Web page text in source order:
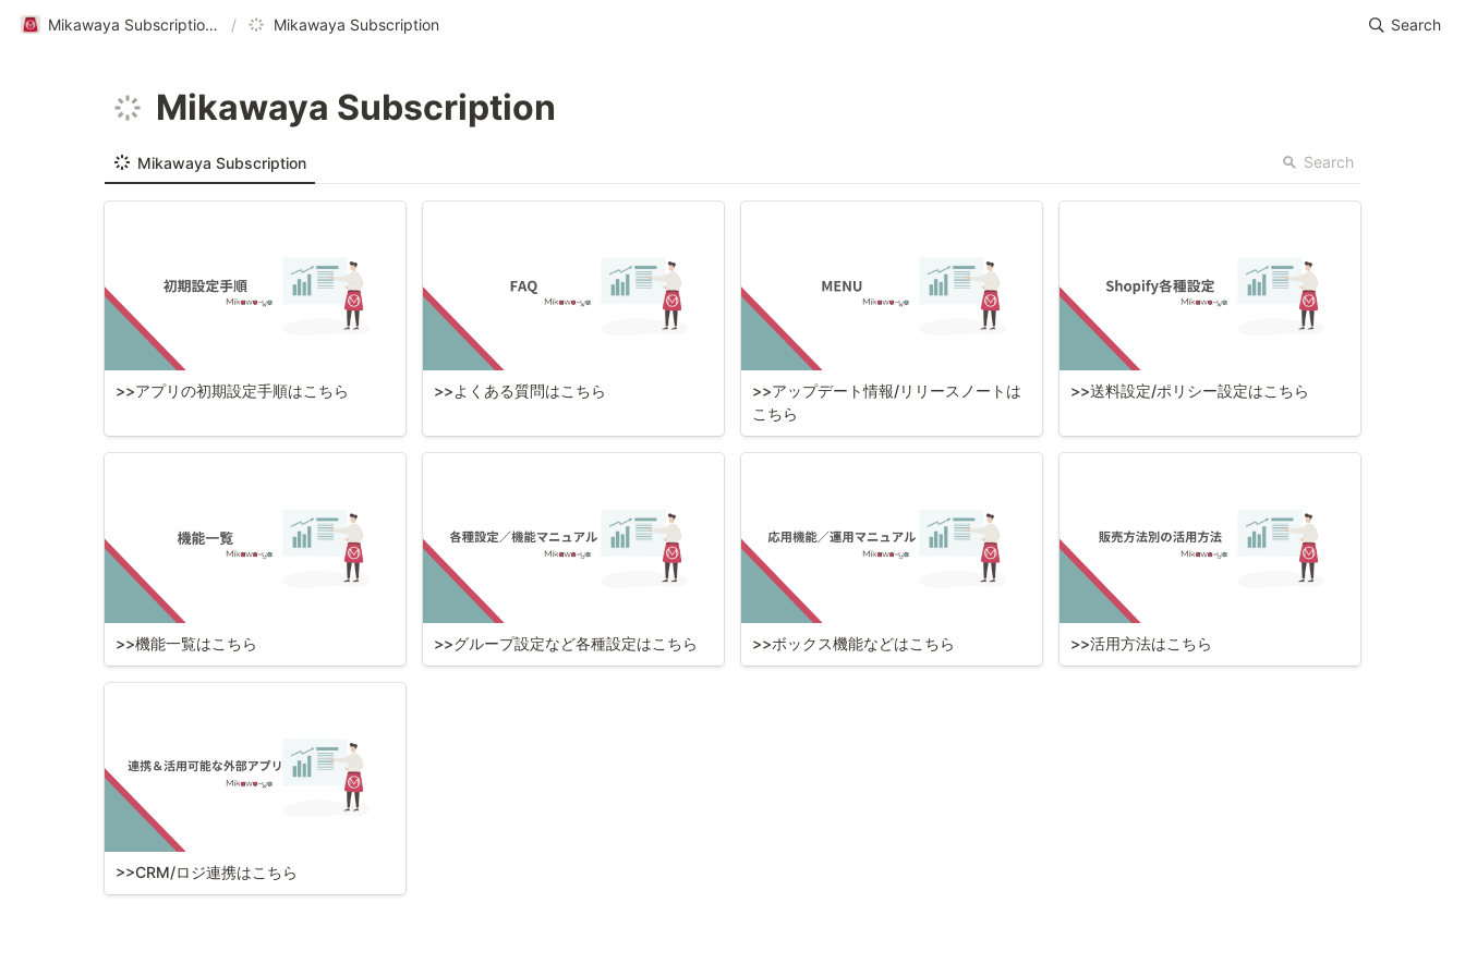
Mikawaya Subscriptionヘルプページ｜ご利用ガイド / Mikawaya Subscription Search
Mikawaya Subscription
Mikawaya Subscription Search
>>アプリの初期設定手順はこちら >>よくある質問はこちら
>>アップデート情報/リリースノートは
こちら
>>送料設定/ポリシー設定はこちら
>>機能一覧はこちら >>グループ設定など各種設定はこちら >>ボックス機能などはこちら >>活用方法はこちら
>>CRM/ロジ連携はこちら